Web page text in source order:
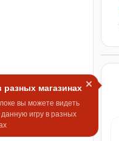
разных магазинах
вы можете видеть
игру в разных